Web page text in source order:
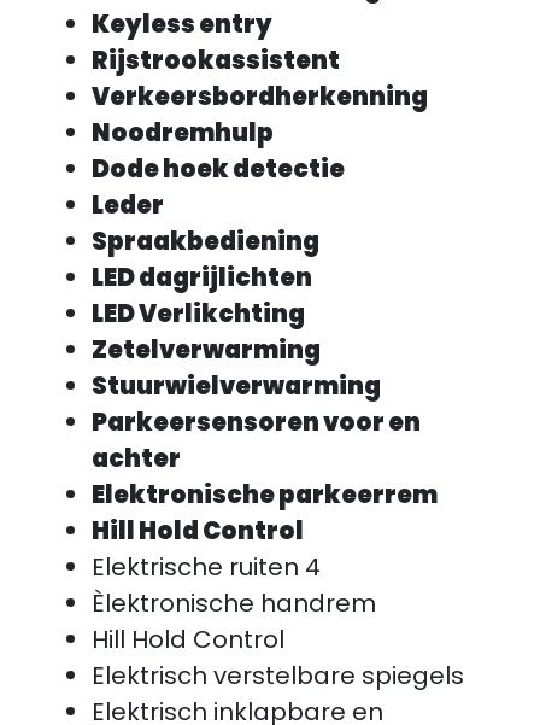
Keyless entry
Rijstrookassistent
Verkeersbordherkenning
Noodremhulp
Dode hoek detectie
Leder
Spraakbediening
LED dagrijlichten
LED Verlikchting
Zetelverwarming
Stuurwielverwarming
Parkeersensoren voor en
achter
Elektronische parkeerrem
Hill Hold Control
Elektrische ruiten 4
Èlektronische handrem
Hill Hold Control
Elektrisch verstelbare spiegels
Elektrisch inklapbare en